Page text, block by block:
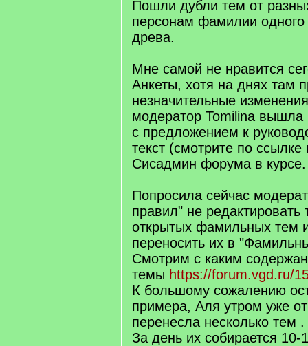
Пошли дубли тем от
персонам фамилии одного
древа.
Мне самой не нравится
Анкеты, хотя на днях там
незначительные
модератор Tomilina вышла
с предложением к
текст (смотрите по
Сисадмин форума в
Попросила сейчас
правил" не редактировать
открытых фамильных тем
переносить их в
Смотрим с каким
темы https://forum.vgd.ru/
К большому сожалению
примера, Аля утром уже
перенесла несколько тем .
За день их собирается 10-